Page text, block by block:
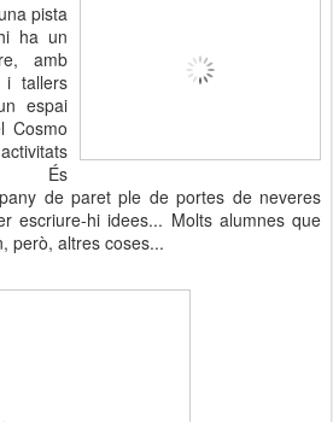
pista
ha un
amb
i tallers
espai
Cosmo
És
de paret ple de portes de neveres
escriure-hi idees... Molts alumnes que
però, altres coses...